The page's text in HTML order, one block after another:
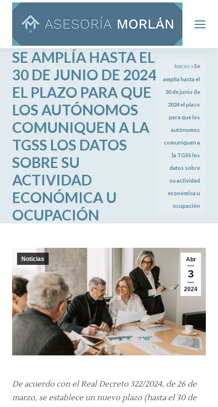
SE AMPLÍA HASTA EL
30 DE JUNIO DE 2024
EL PLAZO PARA QUE
LOS AUTÓNOMOS
COMUNIQUEN A LA
TGSS LOS DATOS
SOBRE SU
ACTIVIDAD
ECONÓMICA U
OCUPACIÓN
Inicio »Se
amplía hasta el
30 de junio de
2024 el plazo
para que los
autónomos
comuniquen a
la TGSS los
datos sobre
su actividad
económica u
ocupación
Abr
3
2024
Noticias
De acuerdo con el Real Decreto 322/2024, de 26 de
marzo, se establece un nuevo plazo (hasta el 30 de